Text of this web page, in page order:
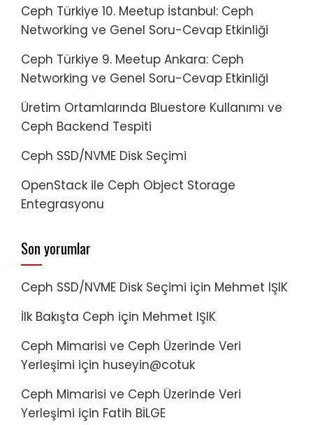
Ceph Türkiye 10. Meetup İstanbul: Ceph
Networking ve Genel Soru-Cevap Etkinliği
Ceph Türkiye 9. Meetup Ankara: Ceph
Networking ve Genel Soru-Cevap Etkinliği
Üretim Ortamlarında Bluestore Kullanımı ve
Ceph Backend Tespiti
Ceph SSD/NVME Disk Seçimi
OpenStack ile Ceph Object Storage
Entegrasyonu
Son yorumlar
Ceph SSD/NVME Disk Seçimi için Mehmet IŞIK
İlk Bakışta Ceph için Mehmet IŞIK
Ceph Mimarisi ve Ceph Üzerinde Veri
Yerleşimi için huseyin@cotuk
Ceph Mimarisi ve Ceph Üzerinde Veri
Yerleşimi için Fatih BİLGE